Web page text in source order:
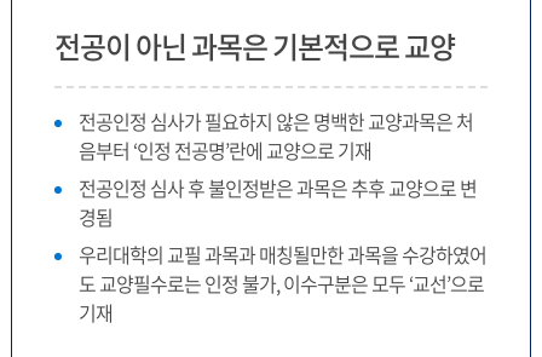
전공이 아닌 과목은 기본적으로 교양
전공인정 심사가 필요하지 않은 명백한 교양과목은 처
음부터 ‘인정 전공명’란에 교양으로 기재
전공인정 심사 후 불인정받은 과목은 추후 교양으로 변
경됨
우리대학의 교필 과목과 매칭될만한 과목을 수강하였어
도 교양필수로는 인정 불가, 이수구분은 모두 ‘교선’으로
기재